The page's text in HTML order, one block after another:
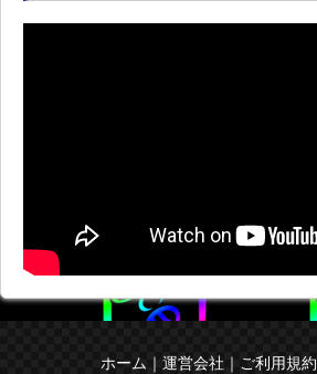
ホーム ｜ 運営会社 ｜ ご利用規約